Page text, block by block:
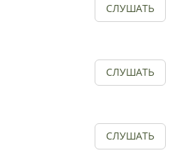
СЛУШАТЬ
СЛУШАТЬ
СЛУШАТЬ